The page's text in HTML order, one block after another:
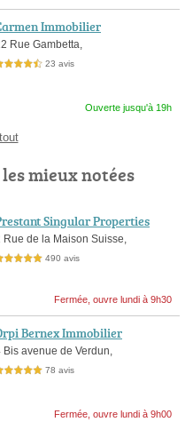
Immobilier
Rue Gambetta,
étoiles sur 5 23 avis
Ouverte jusqu'à 19h
mieux notées
Singular Properties
Rue de la Maison Suisse,
étoiles sur 5 490 avis
Fermée, ouvre lundi à 9h30
Bernex Immobilier
Bis avenue de Verdun,
étoiles sur 5 78 avis
Fermée, ouvre lundi à 9h00